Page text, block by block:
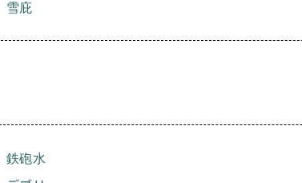
雪庇
鉄砲水